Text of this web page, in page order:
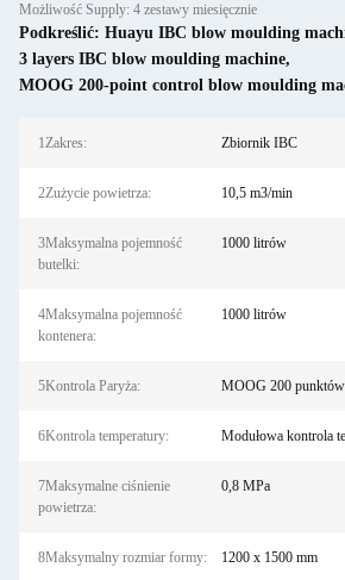
Możliwość Supply: 4 zestawy miesięcznie
Podkreślić: Huayu IBC blow moulding
3 layers IBC blow moulding machine,
MOOG 200-point control blow moulding
1Zakres: Zbiornik IBC
2Zużycie powietrza: 10,5 m3/min
3Maksymalna pojemność
butelki:
1000 litrów
4Maksymalna pojemność
kontenera:
1000 litrów
5Kontrola Paryża: MOOG 200 punktów
6Kontrola temperatury: Modułowa kontrola
7Maksymalne ciśnienie
powietrza:
0,8 MPa
8Maksymalny rozmiar formy: 1200 x 1500 mm